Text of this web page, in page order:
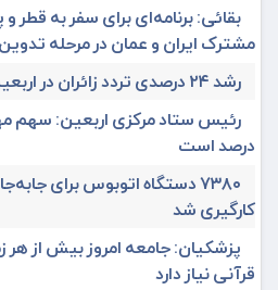
بقائی: برنامه‌ای برای سفر به قطر
مشترک ایران و عمان در مرحله تدوین
رشد ۲۴ درصدی تردد زائران در اربعین از مرز مهران
درصد است
۷۳۸۰ دستگاه اتوبوس برای
کارگیری شد
پزشکیان: جامعه امروز بیش از هر
قرآنی نیاز دارد